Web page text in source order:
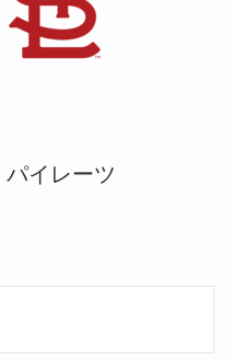
パイレーツ